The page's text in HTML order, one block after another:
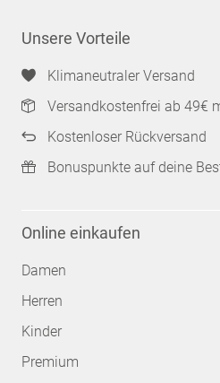
Unsere Vorteile
Klimaneutraler Versand
Versandkostenfrei ab 49€
Kostenloser Rückversand
Bonuspunkte auf deine
Online einkaufen
Damen
Herren
Kinder
Premium